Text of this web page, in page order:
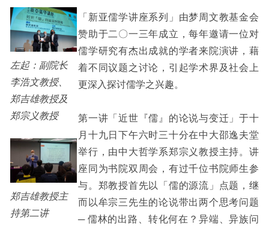
影片库
Alumni Connections
左起：副院长
李浩文教授、
郑吉雄教授及
郑宗义教授
郑吉雄教授主
持第二讲
「新亚儒学讲座系列」由梦周文教基金会
赞助于二〇一三年成立，每年邀请一位对
儒学研究有杰出成就的学者来院演讲，藉
着不同议题之讨论，引起学术界及社会上
更深入探讨儒学之兴趣。
第一讲「近世『儒』的论说与变迁」于十
月十九日下午六时三十分在中大邵逸夫堂
举行，由中大哲学系郑宗义教授主持。讲
座同为书院双周会，有过千位书院师生参
与。郑教授首先以「儒的源流」点题，继
而以牟宗三先生的论说带出两个思考问题
─ 儒林的出路、转化何在？异端、异族问